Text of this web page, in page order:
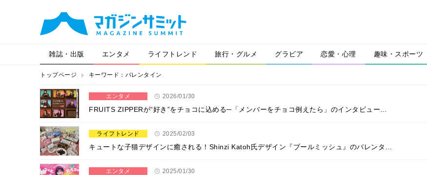
雑誌・出版 エンタメ ライフトレンド 旅行・グルメ グラビア 恋愛・心理 趣味・スポーツ
トップページ キーワード：バレンタイン
エンタメ 2026/01/30
FRUITS ZIPPERが“好き”をチョコに込める─「メンバーをチョコ例えたら」のインタビュー…
ライフトレンド 2025/02/03
キュートな子猫デザインに癒される！Shinzi Katoh氏デザイン『ブールミッシュ』のバレンタ…
エンタメ 2025/01/30